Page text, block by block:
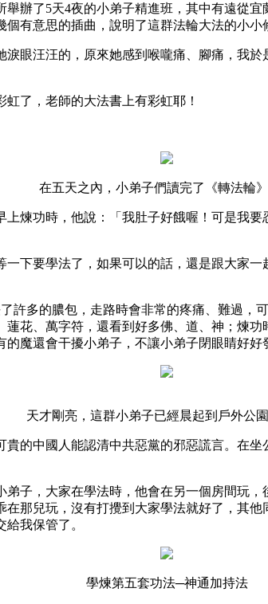
辦了5天4夜的小弟子精進班，其中有遠從
有意思的插曲，說明了這群法輪大法的小小
眼汪汪的，原來她感到喉嚨痛、腳痛，我
了，老師的大法書上有彩虹耶！
在五天之內，小弟子們讀完了《轉法輪
煉功時，他說：「我肚子好餓喔！可是我
下要學法了，如果可以的話，還是跟大家
許多的膿包，走路時會非常的疼痛、難過
花、萬字符，還看到好多佛、道、神；煉
魔還會干擾小弟子，不讓小弟子閉眼睛好好
天才剛亮，這群小弟子已經晨起到戶外公
的中國人能認清中共惡黨的邪惡謊言。在
子，大家在學法時，他會在另一個房間玩
那兒玩，沒有打攪到大家學法就好了，其
我保管了。
學煉第五套功法─神通加持法